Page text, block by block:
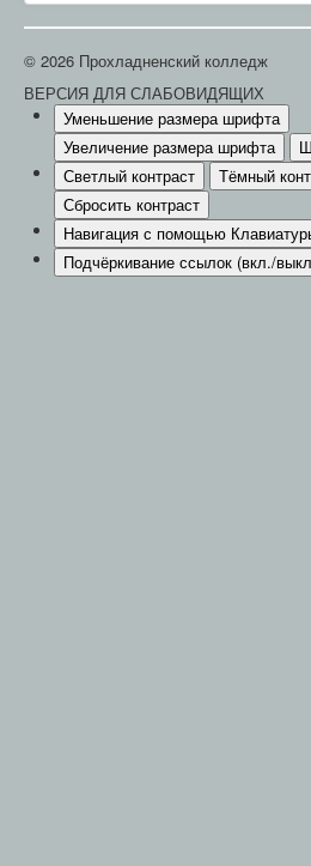
© 2026 Прохладненский колледж
ВЕРСИЯ ДЛЯ СЛАБОВИДЯЩИХ
Уменьшение размера шрифта
Увеличение размера шрифта
Светлый контраст
Тёмный
Сбросить контраст
Навигация с помощью
Подчёркивание ссылок (вкл./